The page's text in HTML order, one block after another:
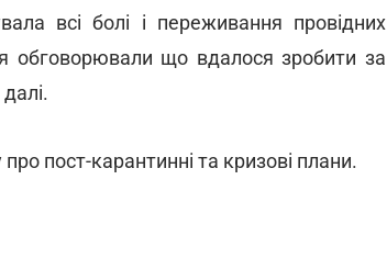
всі болі і переживання провідних
обговорювали що вдалося зробити за
пост-карантинні та кризові плани.